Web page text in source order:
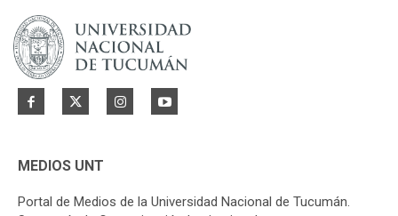
MEDIOS UNT
Portal de Medios de la Universidad Nacional de Tucumán.